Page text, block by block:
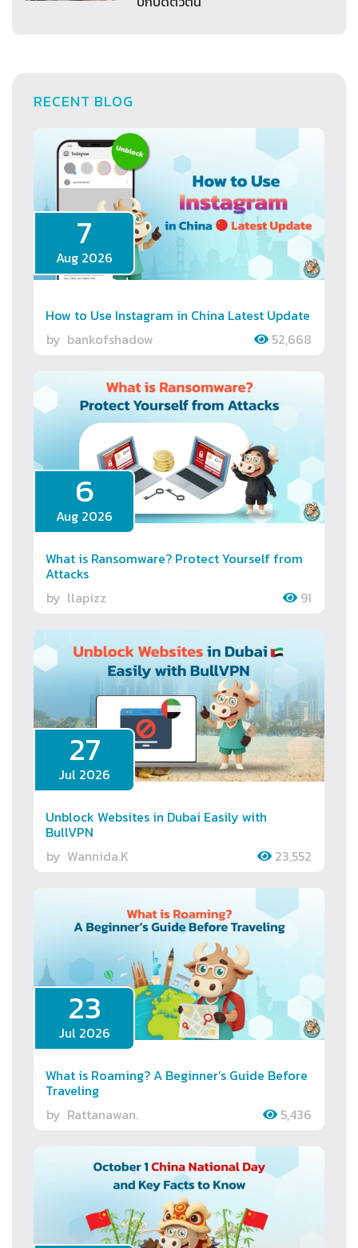
RECENT BLOG
7
Aug 2026
How to Use Instagram in China Latest Update
by bankofshadow 52,668
6
Aug 2026
What is Ransomware? Protect Yourself from
Attacks
by llapizz 91
27
Jul 2026
Unblock Websites in Dubai Easily with
BullVPN
by Wannida.K 23,552
23
Jul 2026
What is Roaming? A Beginner’s Guide Before
Traveling
by Rattanawan. 5,436